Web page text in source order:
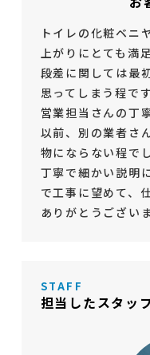
トイレの化粧ベニ
上がりにとても満
段差に関しては最
思ってしまう程です
営業担当さんの丁
以前、別の業者さ
物にならない程でし
丁寧で細かい説明
で工事に望めて、
ありがとうござい
STAFF
担当したスタッフ